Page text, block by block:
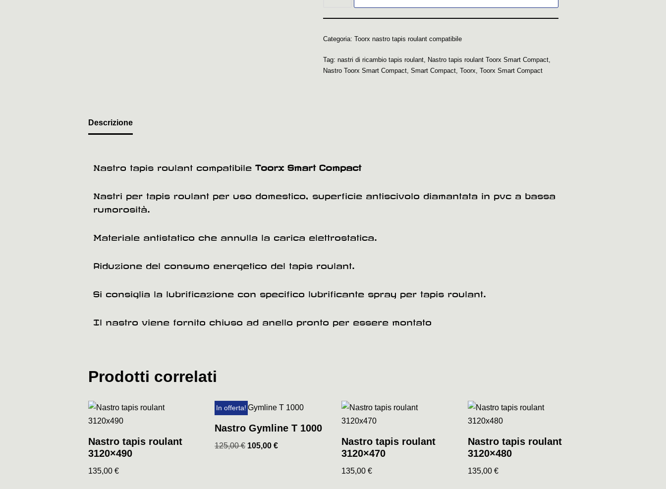
Categoria:Toorx nastro tapis roulant compatibile
Tag:nastri di ricambio tapis roulant, Nastro tapis roulant Toorx Smart Compact,
Nastro Toorx Smart Compact,Smart Compact,Toorx,Toorx Smart Compact
Descrizione
Nastro tapis roulant compatibileToorx Smart Compact
Nastri per tapis roulant per uso domestico, superficie antiscivolo diamantata in pvc a bassa
rumorosità.
Materiale antistatico che annulla la carica elettrostatica.
Riduzione del consumo energetico del tapis roulant.
Si consiglia la lubrificazione con specifico lubrificante spray per tapis roulant.
Il nastro viene fornito chiuso ad anello pronto per essere montato
Prodotti correlati
Nastro tapis roulant
3120×490
135,00 €
In offerta!
Nastro Gymline T 1000
125,00€ 105,00€
Nastro tapis roulant
3120×470
135,00 €
Nastro tapis roulant
3120×480
135,00€